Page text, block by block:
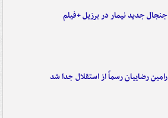
جنجال جدید نیمار در برزیل +فیلم
رامین رضاییان رسماً از استقلال جدا شد